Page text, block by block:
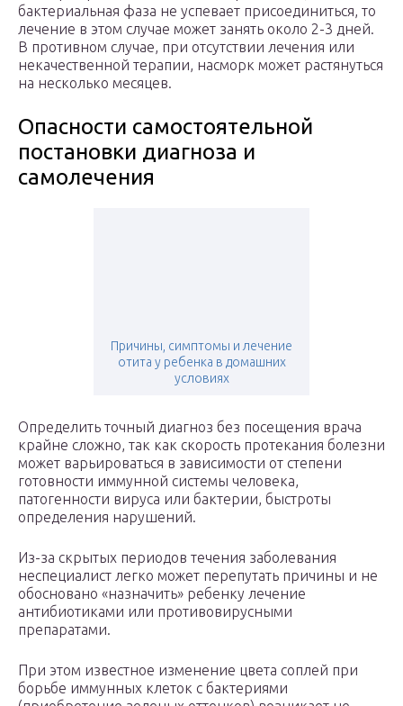
бактериальная фаза не успевает присоединиться, то
лечение в этом случае может занять около 2-3 дней.
В противном случае, при отсутствии лечения или
некачественной терапии, насморк может растянуться
на несколько месяцев.
Опасности самостоятельной
постановки диагноза и
самолечения
Причины, симптомы и лечение
отита у ребенка в домашних
условиях
Определить точный диагноз без посещения врача
крайне сложно, так как скорость протекания болезни
может варьироваться в зависимости от степени
готовности иммунной системы человека,
патогенности вируса или бактерии, быстроты
определения нарушений.
Из-за скрытых периодов течения заболевания
неспециалист легко может перепутать причины и не
обосновано «назначить» ребенку лечение
антибиотиками или противовирусными
препаратами.
При этом известное изменение цвета соплей при
борьбе иммунных клеток с бактериями